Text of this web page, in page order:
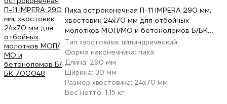
Пика остроконечная П-11 IMPERA 290 мм,
хвостовик 24х70 мм для отбойных
молотков МОП/МО и бетоноломов Б/БК
700048
Тип хвостовика: цилиндрический
Форма наконечника: пика
Длина: 290 мм
Ширина: 30 мм
Размер хвостовика: 24х70 мм
Вес нетто: 1.15 кг